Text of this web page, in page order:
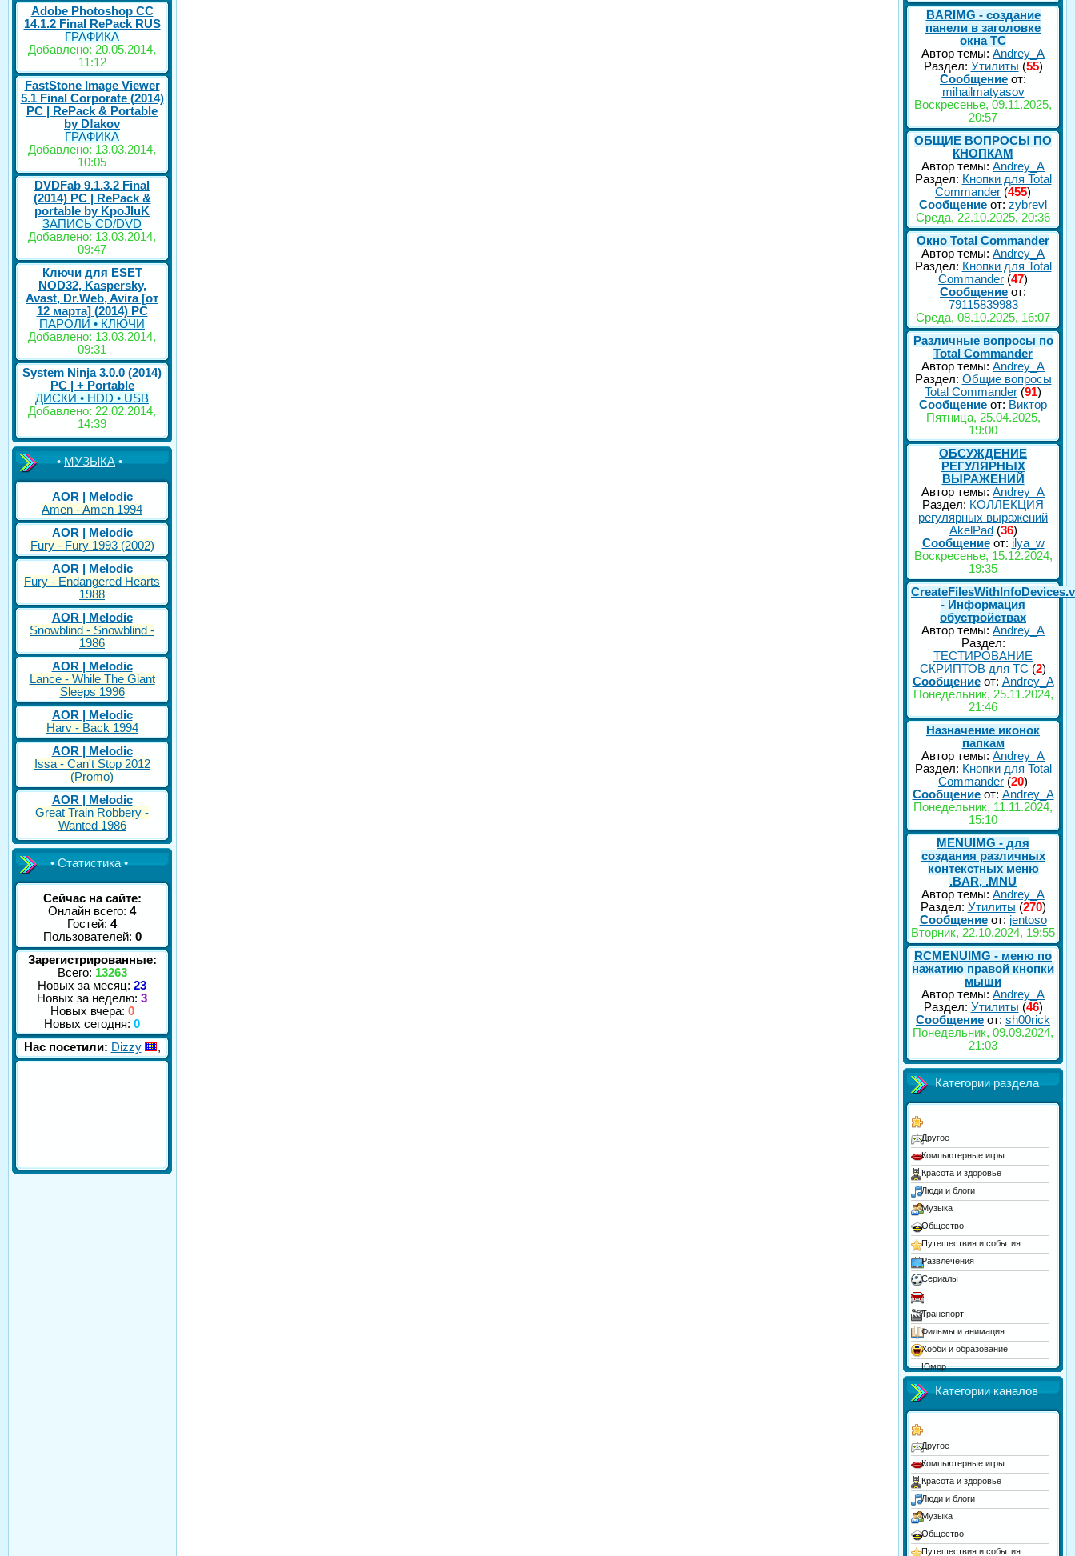
Adobe Photoshop CC
14.1.2 Final RePack RUS
ГРАФИКА
Добавлено: 20.05.2014,
11:12
FastStone Image Viewer
5.1 Final Corporate (2014)
РС | RePack & Portable
by D!akov
ГРАФИКА
Добавлено: 13.03.2014,
10:05
DVDFab 9.1.3.2 Final
(2014) PC | RePack &
portable by KpoJIuK
ЗАПИСЬ CD/DVD
Добавлено: 13.03.2014,
09:47
Ключи для ESET
NOD32, Kaspersky,
Avast, Dr.Web, Avira [от
12 марта] (2014) PC
ПАРОЛИ • КЛЮЧИ
Добавлено: 13.03.2014,
09:31
System Ninja 3.0.0 (2014)
РС | + Portable
ДИСКИ • HDD • USB
Добавлено: 22.02.2014,
14:39
•МУЗЫКА•
AOR | Melodic
Amen - Amen 1994
AOR | Melodic
Fury - Fury 1993 (2002)
AOR | Melodic
Fury - Endangered Hearts
1988
AOR | Melodic
Snowblind - Snowblind -
1986
AOR | Melodic
Lance - While The Giant
Sleeps 1996
AOR | Melodic
Harv - Back 1994
AOR | Melodic
Issa - Can't Stop 2012
(Promo)
AOR | Melodic
Great Train Robbery -
Wanted 1986
• Статистика •
Сейчас на сайте:
Онлайн всего: 4
Гостей: 4
Пользователей: 0
Зарегистрированные:
Всего: 13263
Новых за месяц: 23
Новых за неделю: 3
Новых вчера: 0
Новых сегодня: 0
Нас посетили: Dizzy ,
BARIMG - создание
панели в заголовке
окна TC
Автор темы: Andrey_A
Раздел: Утилиты (55)
Сообщение от:
mihailmatyasov
Воскресенье, 09.11.2025,
20:57
ОБЩИЕ ВОПРОСЫ ПО
КНОПКАМ
Автор темы: Andrey_A
Раздел: Кнопки для Total
Commander (455)
Сообщение от: zybrevl
Среда, 22.10.2025, 20:36
Окно Total Commander
Автор темы: Andrey_A
Раздел: Кнопки для Total
Commander (47)
Сообщение от:
79115839983
Среда, 08.10.2025, 16:07
Различные вопросы по
Total Commander
Автор темы: Andrey_A
Раздел: Общие вопросы
Total Commander (91)
Сообщение от: Виктор
Пятница, 25.04.2025,
19:00
ОБСУЖДЕНИЕ
РЕГУЛЯРНЫХ
ВЫРАЖЕНИЙ
Автор темы: Andrey_A
Раздел: КОЛЛЕКЦИЯ
регулярных выражений
AkelPad (36)
Сообщениеот: ilya_w
Воскресенье, 15.12.2024,
19:35
- Информация
обустройствах
Автор темы: Andrey_A
Раздел:
ТЕСТИРОВАНИЕ
СКРИПТОВ для TC (2)
Сообщениеот: Andrey_A
Понедельник, 25.11.2024,
21:46
Назначение иконок
папкам
Автор темы: Andrey_A
Раздел: Кнопки для Total
Commander (20)
Сообщениеот: Andrey_A
Понедельник, 11.11.2024,
15:10
MENUIMG - для
создания различных
контекстных меню
.BAR, .MNU
Автор темы: Andrey_A
Раздел: Утилиты (270)
Сообщениеот: jentoso
Вторник, 22.10.2024, 19:55
RCMENUIMG - меню по
нажатию правой кнопки
мыши
Автор темы: Andrey_A
Раздел: Утилиты (46)
Сообщение от: sh00rick
Понедельник, 09.09.2024,
21:03
Категории раздела
Другое
Компьютерные игры
Красота и здоровье
Люди и блоги
Музыка
Общество
Путешествия и события
Развлечения
Сериалы
Спорт
Транспорт
Фильмы и анимация
Хобби и образование
Юмор
Категории каналов
Другое
Компьютерные игры
Красота и здоровье
Люди и блоги
Музыка
Общество
Путешествия и события